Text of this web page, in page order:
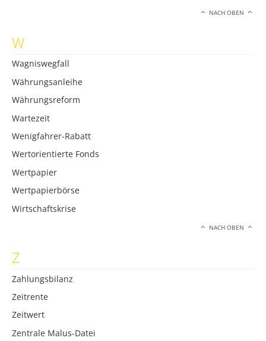
NACH OBEN
W
Wagniswegfall
Währungsanleihe
Währungsreform
Wartezeit
Wenigfahrer-Rabatt
Wertorientierte Fonds
Wertpapier
Wertpapierbörse
Wirtschaftskrise
NACH OBEN
Z
Zahlungsbilanz
Zeitrente
Zeitwert
Zentrale Malus-Datei